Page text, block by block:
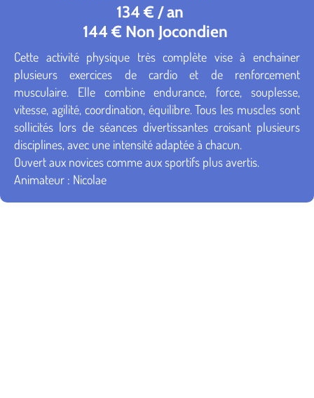
134 € / an
144 € Non Jocondien
Cette activité physique très complète vise à enchainer
plusieurs exercices de cardio et de renforcement
musculaire. Elle combine endurance, force, souplesse,
vitesse, agilité, coordination, équilibre. Tous les muscles sont
sollicités lors de séances divertissantes croisant plusieurs
disciplines, avec une intensité adaptée à chacun.
Ouvert aux novices comme aux sportifs plus avertis.
Animateur : Nicolae